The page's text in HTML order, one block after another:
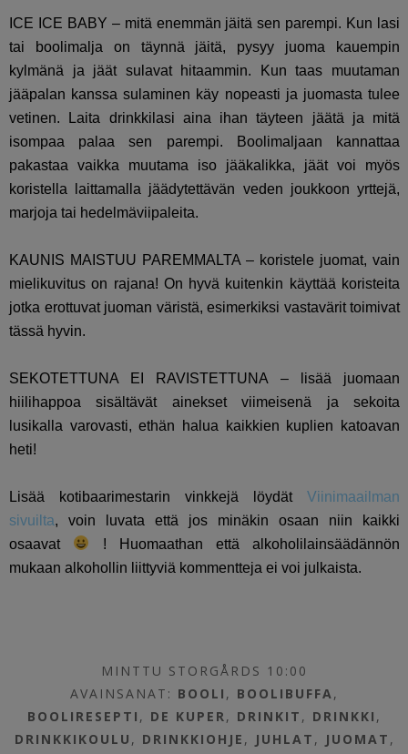
ICE ICE BABY – mitä enemmän jäitä sen parempi. Kun lasi
tai boolimalja on täynnä jäitä, pysyy juoma kauempin
kylmänä ja jäät sulavat hitaammin. Kun taas muutaman
jääpalan kanssa sulaminen käy nopeasti ja juomasta tulee
vetinen. Laita drinkkilasi aina ihan täyteen jäätä ja mitä
isompaa palaa sen parempi. Boolimaljaan kannattaa
pakastaa vaikka muutama iso jääkalikka, jäät voi myös
koristella laittamalla jäädytettävän veden joukkoon yrttejä,
marjoja tai hedelmäviipaleita.
KAUNIS MAISTUU PAREMMALTA – koristele juomat, vain
mielikuvitus on rajana! On hyvä kuitenkin käyttää koristeita
jotka erottuvat juoman väristä, esimerkiksi vastavärit toimivat
tässä hyvin.
SEKOTETTUNA EI RAVISTETTUNA – lisää juomaan
hiilihappoa sisältävät ainekset viimeisenä ja sekoita
lusikalla varovasti, ethän halua kaikkien kuplien katoavan
heti!
Lisää kotibaarimestarin vinkkejä löydätViinimaailman
sivuilta, voin luvata että jos minäkin osaan niin kaikki
osaavat
! Huomaathan että alkoholilainsäädännön
mukaan alkohollin liittyviä kommentteja ei voi julkaista.
MINTTU STORGÅRDS 10:00
AVAINSANAT: BOOLI , BOOLIBUFFA,
BOOLIRESEPTI , DE KUPER, DRINKIT , DRINKKI ,
DRINKKIKOULU , DRINKKIOHJE , JUHLAT , JUOMAT ,